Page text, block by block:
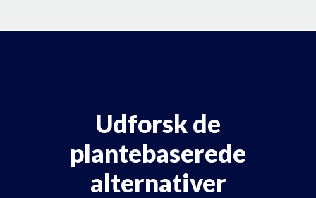
Udforsk de
plantebaserede
alternativer